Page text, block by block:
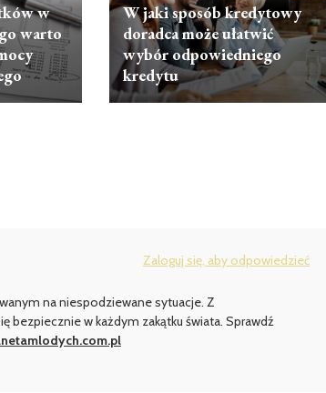
w
warto
W jaki sposób kredytowy
doradca może ułatwić
wybór odpowiedniego
kredytu
Zaloguj się, aby odpowiedzieć
na niespodziewane sytuacje. Z
w każdym zakątku świata. Sprawdź